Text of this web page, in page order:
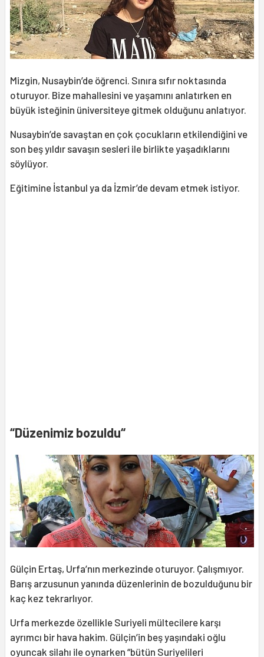
Mizgin, Nusaybin’de öğrenci. Sınıra sıfır noktasında
oturuyor. Bize mahallesini ve yaşamını anlatırken en
büyük isteğinin üniversiteye gitmek olduğunu anlatıyor.
Nusaybin’de savaştan en çok çocukların etkilendiğini ve
son beş yıldır savaşın sesleri ile birlikte yaşadıklarını
söylüyor.
Eğitimine İstanbul ya da İzmir’de devam etmek istiyor.
“Düzenimiz bozuldu“
Gülçin Ertaş, Urfa’nın merkezinde oturuyor. Çalışmıyor.
Barış arzusunun yanında düzenlerinin de bozulduğunu bir
kaç kez tekrarlıyor.
Urfa merkezde özellikle Suriyeli mültecilere karşı
ayrımcı bir hava hakim. Gülçin’in beş yaşındaki oğlu
oyuncak silahı ile oynarken “bütün Suriyelileri